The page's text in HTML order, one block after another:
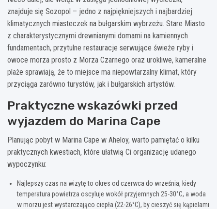
znajduje się Sozopol – jedno z najpiękniejszych i najbardziej
klimatycznych miasteczek na bułgarskim wybrzeżu. Stare Miasto
z charakterystycznymi drewnianymi domami na kamiennych
fundamentach, przytulne restauracje serwujące świeże ryby i
owoce morza prosto z Morza Czarnego oraz urokliwe, kameralne
plaże sprawiają, że to miejsce ma niepowtarzalny klimat, który
przyciąga zarówno turystów, jak i bułgarskich artystów.
Praktyczne wskazówki przed
wyjazdem do Marina Cape
Planując pobyt w Marina Cape w Aheloy, warto pamiętać o kilku
praktycznych kwestiach, które ułatwią Ci organizację udanego
wypoczynku:
Najlepszy czas na wizytę to okres od czerwca do września, kiedy
temperatura powietrza oscyluje wokół przyjemnych 25-30°C, a woda
w morzu jest wystarczająco ciepła (22-26°C), by cieszyć się kąpielami